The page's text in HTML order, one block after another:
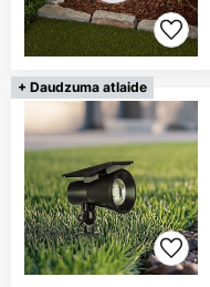
+ Daudzuma atlaide